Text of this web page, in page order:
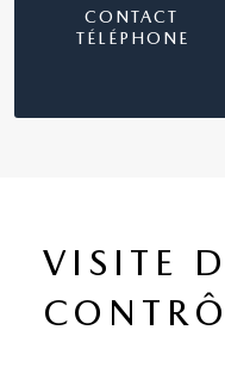
CONTACT
TÉLÉPHONE
VISITE